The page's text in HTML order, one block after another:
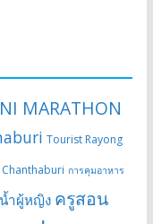
MARATHON
Tourist Rayong
การคุมอาหาร
ำผู้หญิง ครูสอน